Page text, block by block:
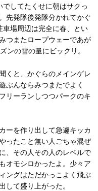
してたくせに朝はサクっ
先発隊後発隊分かれてかぐ
場周辺は完全に春、とい
つまたロープウェーであが
ンの雪の量にビックリ。
くと、かぐらのメインゲレ
ぶんならみつまたでよく
リーランしつつパークのキ
ーを作り出して急遽キッカ
ったこと無い人ごちゃ混ぜ
、その人その人のレベルで
オモシロかったよ。少々ア
ングはただかっこよく飛ぶ
て盛り上がった。